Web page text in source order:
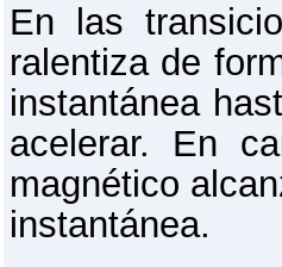
En las
ralentiza de
instantánea
acelerar. En
magnético
instantánea.